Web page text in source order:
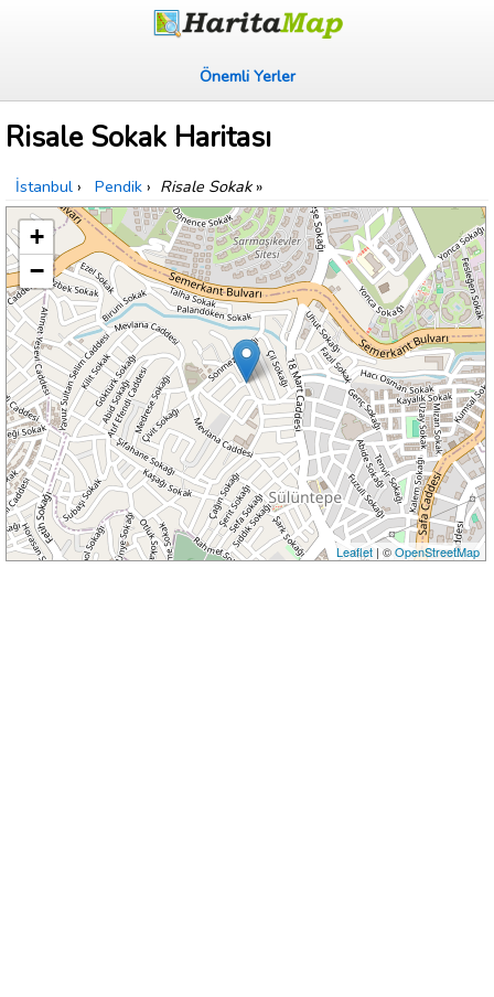
Önemli Yerler
Risale Sokak Haritası
İstanbul › Pendik › Risale Sokak»
+
−
Leaflet| ©OpenStreetMap